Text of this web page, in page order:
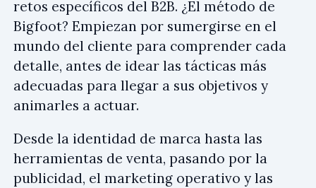
retos específicos del B2B. ¿El método de
Bigfoot? Empiezan por sumergirse en el
mundo del cliente para comprender cada
detalle, antes de idear las tácticas más
adecuadas para llegar a sus objetivos y
animarles a actuar.
Desde la identidad de marca hasta las
herramientas de venta, pasando por la
publicidad, el marketing operativo y las